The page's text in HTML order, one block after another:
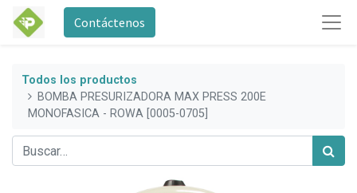
Contáctenos
Todos los productos
BOMBA PRESURIZADORA MAX PRESS 200E
MONOFASICA - ROWA [0005-0705]